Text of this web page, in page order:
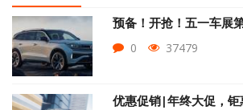
预备！开抢！五一车展
0 37479
优惠促销|年终大促，